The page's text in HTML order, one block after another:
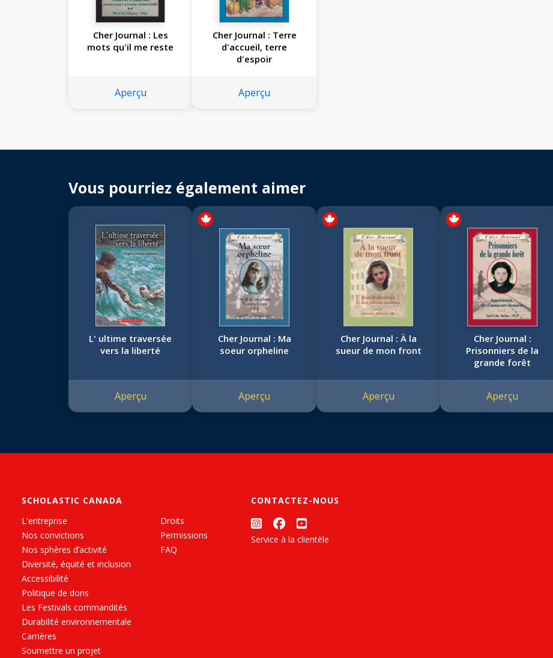
Cher Journal : Les
mots qu'il me reste
Aperçu
Cher Journal : Terre
d'accueil, terre
d'espoir
Aperçu
Vous pourriez également aimer
L' ultime traversée
vers la liberté
Aperçu
Cher Journal : Ma
soeur orpheline
Aperçu
Cher Journal : À la
sueur de mon front
Aperçu
Cher Journal :
Prisonniers de la
grande forêt
Aperçu
SCHOLASTIC CANADA
L'entreprise
Nos convictions
Nos sphères d’activité
Diversité, équité et inclusion
Accessibilité
Politique de dons
Les Festivals commandités
Durabilité environnementale
Carrières
Soumettre un projet
Droits
Permissions
FAQ
CONTACTEZ-NOUS
Service à la clientèle